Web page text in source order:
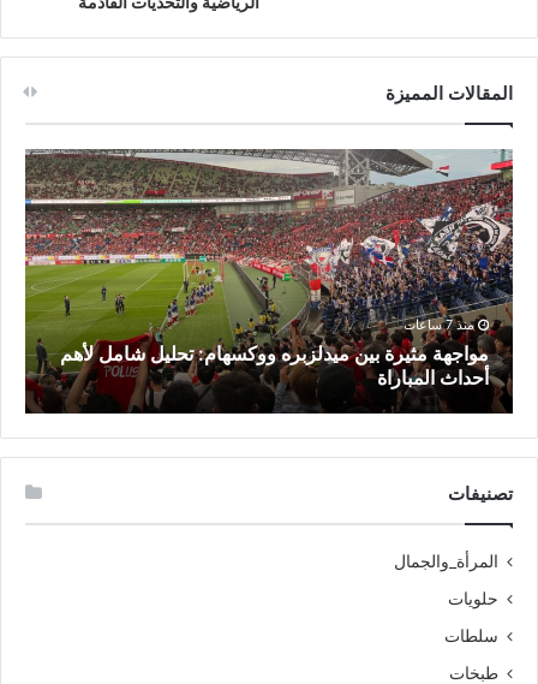
المقالات المميزة
منذ 7 ساعات
مواجهة مثيرة بين ميدلزبره ووكسهام: تحليل شامل لأهم
أحداث المباراة
تصنيفات
المرأة_والجمال
حلويات
سلطات
طبخات